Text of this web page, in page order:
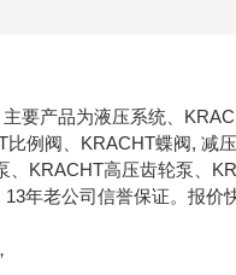
要产品为液压系统、
例阀、KRACHT蝶阀, 减
KRACHT高压齿轮泵、
年老公司信誉保证。报